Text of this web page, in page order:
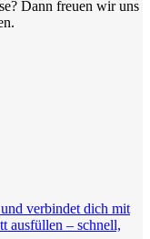
Dann freuen wir uns
verbindet dich mit
ausfüllen – schnell,